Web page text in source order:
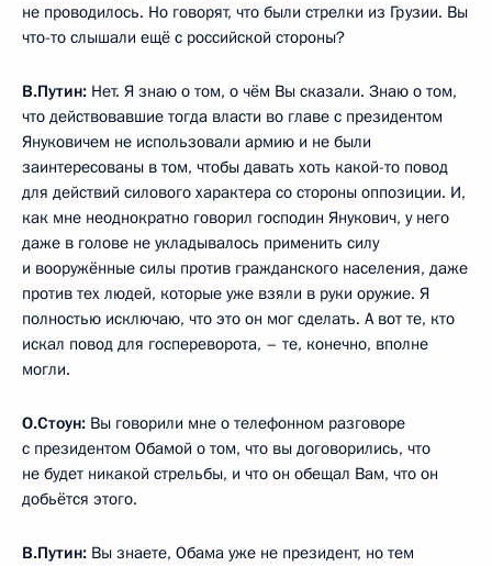
не проводилось. Но говорят, что были стрелки из Грузии. Вы
что-то слышали ещё с российской стороны?
В.Путин: Нет. Я знаю о том, о чём Вы сказали. Знаю о том,
что действовавшие тогда власти во главе с президентом
Януковичем не использовали армию и не были
заинтересованы в том, чтобы давать хоть какой-то повод
для действий силового характера со стороны оппозиции. И,
как мне неоднократно говорил господин Янукович, у него
даже в голове не укладывалось применить силу
и вооружённые силы против гражданского населения, даже
против тех людей, которые уже взяли в руки оружие. Я
полностью исключаю, что это он мог сделать. А вот те, кто
искал повод для госпереворота, – те, конечно, вполне
могли.
О.Стоун: Вы говорили мне о телефонном разговоре
с президентом Обамой о том, что вы договорились, что
не будет никакой стрельбы, и что он обещал Вам, что он
добьётся этого.
В.Путин: Вы знаете, Обама уже не президент, но тем